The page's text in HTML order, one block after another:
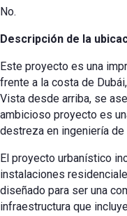
No.
Descripción de la
Este proyecto es una
frente a la costa de
Vista desde arriba, se
ambicioso proyecto es
destreza en ingeniería de
El proyecto urbanístico
instalaciones
diseñado para ser una
infraestructura que